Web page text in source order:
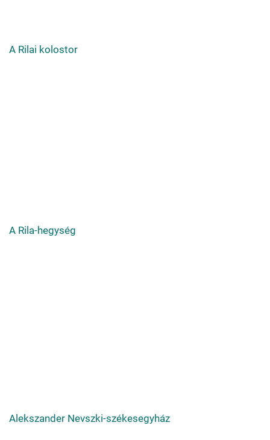
A Rilai kolostor
A Rila-hegység
Alekszander Nevszki-székesegyház